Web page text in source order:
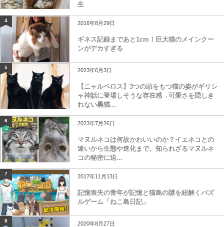
生
4 2016年8月29日
ギネス記録まであと1cm！巨大猫のメインクー
ンがデカすぎる
5 2023年6月3日
【ニャルベロス】3つの頭をもつ猫の姿がギリシ
ャ神話に登場しそうな存在感→可愛さを隠しき
れない黒猫...
6 2023年7月26日
マヌルネコは何故かわいいのか？イエネコとの
違いから生態や進化まで、知られざるマヌルネ
コの秘密に迫...
7 2017年11月13日
記憶喪失の青年が記憶と猫島の謎を紐解くパズ
ルゲーム「ねこ島日記」
8 2020年8月27日